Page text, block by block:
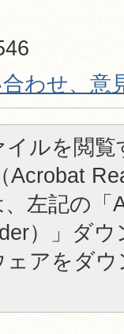
わせ、意
イルを閲
Acrobat
左記の「
）」ダ
ェアをダ